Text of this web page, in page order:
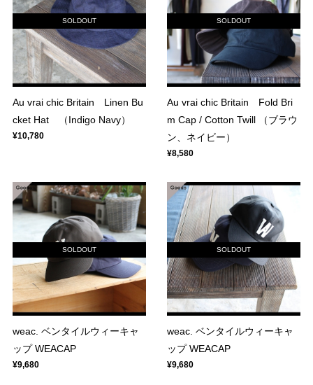
SOLDOUT
Au vrai chic Britain Linen Bu
cket Hat （Indigo Navy）
¥10,780
SOLDOUT
Au vrai chic Britain Fold Bri
m Cap / Cotton Twill （ブラウ
ン、ネイビー）
¥8,580
SOLDOUT
weac. ベンタイルウィーキャ
ップ WEACAP
¥9,680
SOLDOUT
weac. ベンタイルウィーキャ
ップ WEACAP
¥9,680